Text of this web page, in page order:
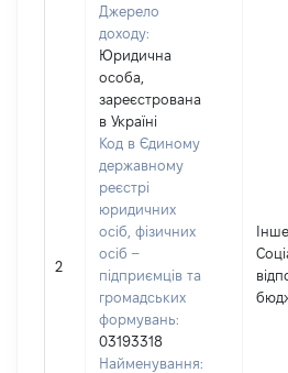
2
Джерело
доходу:
Юридична
особа,
зареєстрована
в Україні
Код в Єдиному
державному
реєстрі
юридичних
осіб, фізичних
осіб –
підприємців та
громадських
формувань:
03193318
Найменування:
Інше